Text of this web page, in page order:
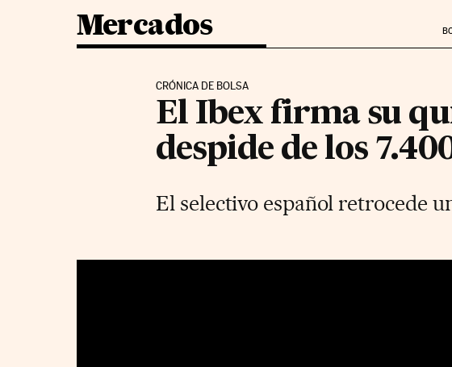
Mercados
CRÓNICA DE BOLSA
El Ibex firma su
despide de los
El selectivo español retrocede